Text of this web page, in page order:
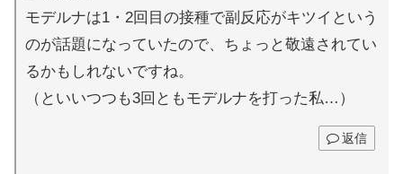
モデルナは1・2回目の接種で副反応がキツイという
のが話題になっていたので、ちょっと敬遠されてい
るかもしれないですね。
（といいつつも3回ともモデルナを打った私…）
返信